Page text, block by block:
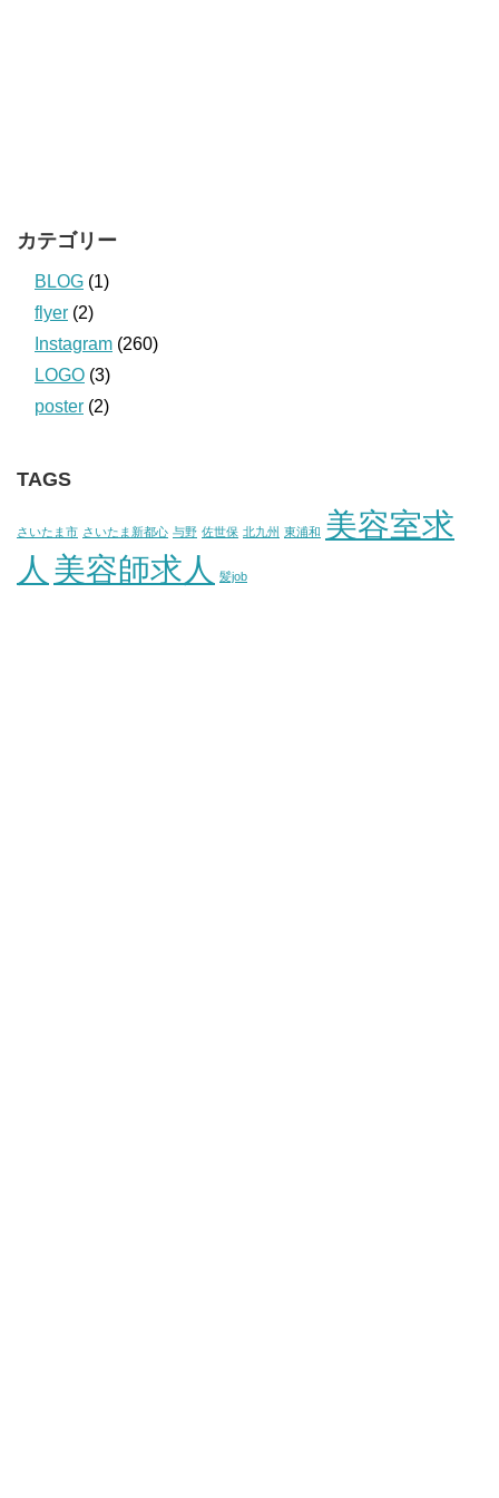
カテゴリー
BLOG (1)
flyer (2)
Instagram (260)
LOGO (3)
poster (2)
TAGS
さいたま市 さいたま新都心 与野 佐世保 北九州 東浦和 美容室求
人 美容師求人 髪job